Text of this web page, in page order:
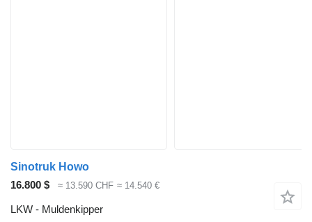
Sinotruk Howo
16.800 $
≈ 13.590 CHF ≈ 14.540 €
LKW - Muldenkipper